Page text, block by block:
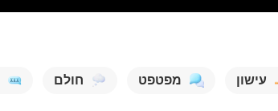
עישון מפטפט חולם